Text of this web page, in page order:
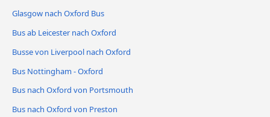
Glasgow nach Oxford Bus
Bus ab Leicester nach Oxford
Busse von Liverpool nach Oxford
Bus Nottingham - Oxford
Bus nach Oxford von Portsmouth
Bus nach Oxford von Preston